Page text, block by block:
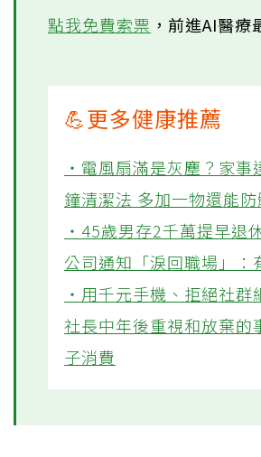
點我免費索票 ，前進AI醫療
💪更多健康推薦
‧電風扇滿是灰塵？家事
鐘清潔法 多加一物還能
‧45歲男存2千萬提早退
公司通知「淚回職場」：
‧用千元手機、拒絕社群
社長中年後重視和放棄的
子消費